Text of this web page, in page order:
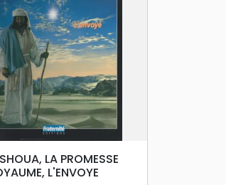
APERÇU RAPIDE
LA PROMESSE
L'ENVOYE